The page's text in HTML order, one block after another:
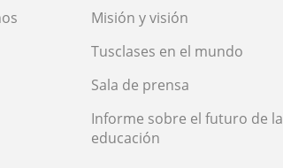
Misión y visión
Tusclases en el mundo
Sala de prensa
Informe sobre el futuro de la
educación